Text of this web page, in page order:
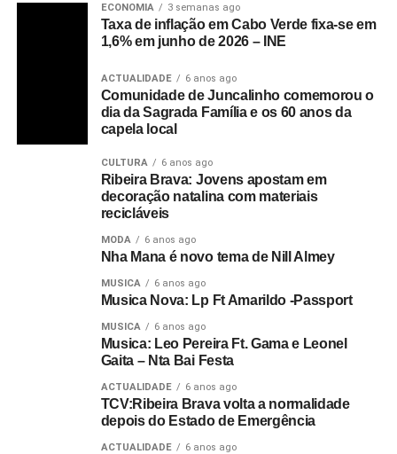
ECONOMIA 3 semanas ago
Taxa de inflação em Cabo Verde fixa-se em
1,6% em junho de 2026 – INE
ACTUALIDADE 6 anos ago
Comunidade de Juncalinho comemorou o
dia da Sagrada Família e os 60 anos da
capela local
CULTURA 6 anos ago
Ribeira Brava: Jovens apostam em
decoração natalina com materiais
recicláveis
MODA 6 anos ago
Nha Mana é novo tema de Nill Almey
MUSICA 6 anos ago
Musica Nova: Lp Ft Amarildo -Passport
MUSICA 6 anos ago
Musica: Leo Pereira Ft. Gama e Leonel
Gaita – Nta Bai Festa
ACTUALIDADE 6 anos ago
TCV:Ribeira Brava volta a normalidade
depois do Estado de Emergência
ACTUALIDADE 6 anos ago